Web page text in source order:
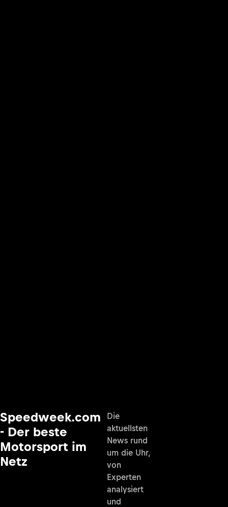
Speedweek.com
- Der beste
Motorsport im
Netz
Die
aktuellsten
News rund
um die Uhr,
von
Experten
analysiert
und